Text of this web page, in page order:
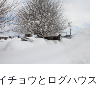
チョウとログハウス